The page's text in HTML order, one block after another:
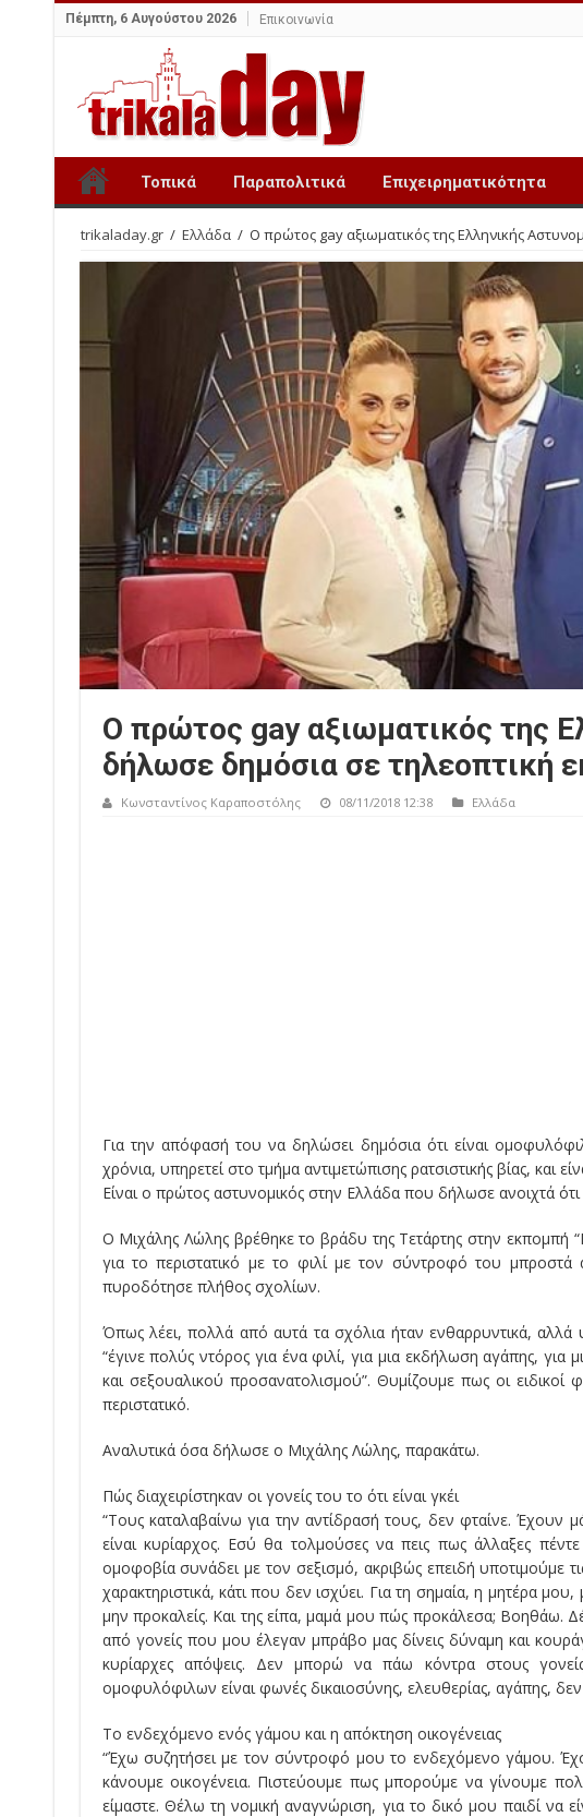
Πέμπτη, 6 Αυγούστου 2026 Επικοινωνία
Τοπικά Παραπολιτικά Επιχειρηματικότητα
trikaladay.gr / Ελλάδα / Ο πρώτος gay αξιωματικός της Ελληνικής
Ο πρώτος gay αξιωματικός της
δήλωσε δημόσια σε τηλεοπτική
Κωνσταντίνος Καραποστόλης 08/11/2018 12:38 Ελλάδα
Για την απόφασή του να δηλώσει δημόσια ότι είναι
χρόνια, υπηρετεί στο τμήμα αντιμετώπισης ρατσιστικής βίας, και
Είναι ο πρώτος αστυνομικός στην Ελλάδα που δήλωσε ανοιχτά ότι
Ο Μιχάλης Λώλης βρέθηκε το βράδυ της Τετάρτης στην εκπομπή
για το περιστατικό με το φιλί με τον σύντροφό του
πυροδότησε πλήθος σχολίων.
Όπως λέει, πολλά από αυτά τα σχόλια ήταν ενθαρρυντικά, αλλά
“έγινε πολύς ντόρος για ένα φιλί, για μια εκδήλωση αγάπης,
και σεξουαλικού προσανατολισμού”. Θυμίζουμε πως οι ειδικοί
περιστατικό.
Αναλυτικά όσα δήλωσε ο Μιχάλης Λώλης, παρακάτω.
Πώς διαχειρίστηκαν οι γονείς του το ότι είναι γκέι
“Τους καταλαβαίνω για την αντίδρασή τους, δεν φταίνε. Έχουν
είναι κυρίαρχος. Εσύ θα τολμούσες να πεις πως άλλαξες
ομοφοβία συνάδει με τον σεξισμό, ακριβώς επειδή υποτιμούμε
χαρακτηριστικά, κάτι που δεν ισχύει. Για τη σημαία, η μητέρα
μην προκαλείς. Και της είπα, μαμά μου πώς προκάλεσα; Βοηθάω.
από γονείς που μου έλεγαν μπράβο μας δίνεις δύναμη και
κυρίαρχες απόψεις. Δεν μπορώ να πάω κόντρα στους
ομοφυλόφιλων είναι φωνές δικαιοσύνης, ελευθερίας, αγάπης, δεν
Το ενδεχόμενο ενός γάμου και η απόκτηση οικογένειας
“Έχω συζητήσει με τον σύντροφό μου το ενδεχόμενο γάμου.
κάνουμε οικογένεια. Πιστεύουμε πως μπορούμε να γίνουμε
είμαστε. Θέλω τη νομική αναγνώριση, για το δικό μου παιδί να